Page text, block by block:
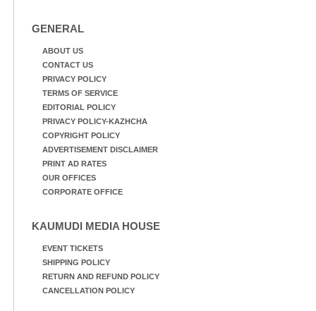
GENERAL
ABOUT US
CONTACT US
PRIVACY POLICY
TERMS OF SERVICE
EDITORIAL POLICY
PRIVACY POLICY-KAZHCHA
COPYRIGHT POLICY
ADVERTISEMENT DISCLAIMER
PRINT AD RATES
OUR OFFICES
CORPORATE OFFICE
KAUMUDI MEDIA HOUSE
EVENT TICKETS
SHIPPING POLICY
RETURN AND REFUND POLICY
CANCELLATION POLICY